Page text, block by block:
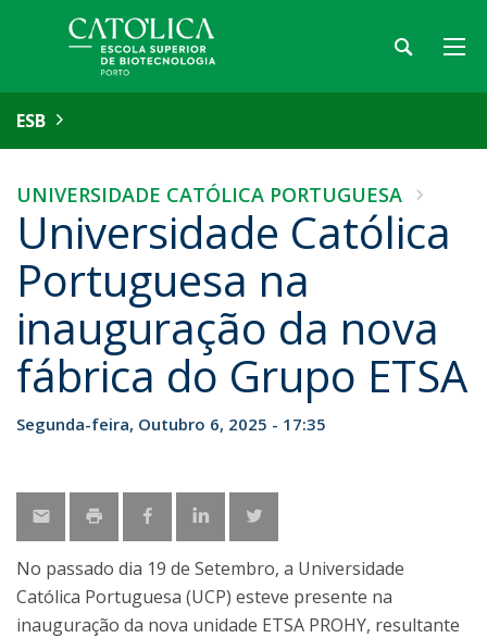
ESB
UNIVERSIDADE CATÓLICA PORTUGUESA
Universidade Católica
Portuguesa na
inauguração da nova
fábrica do Grupo ETSA
Segunda-feira, Outubro 6, 2025 - 17:35
No passado dia 19 de Setembro, a Universidade
Católica Portuguesa (UCP) esteve presente na
inauguração da nova unidade ETSA PROHY, resultante